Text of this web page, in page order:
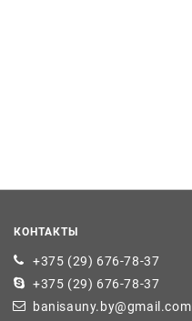
КОНТАКТЫ
+375 (29) 676-78-37
+375 (29) 676-78-37
banisauny.by@gmail.com